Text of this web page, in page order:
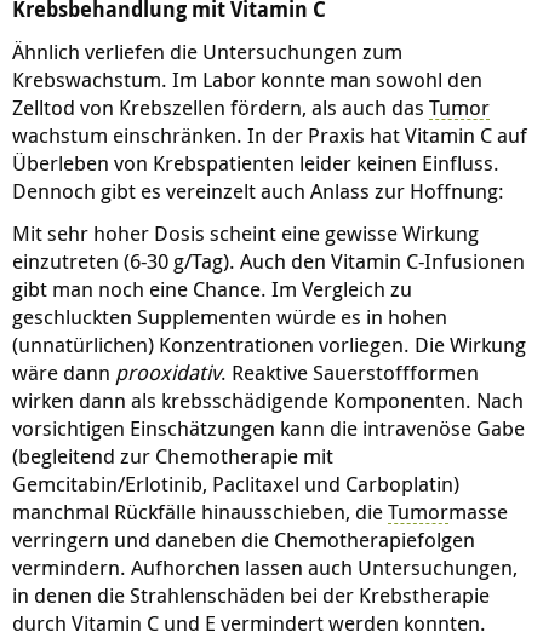
Krebsbehandlung mit Vitamin C
Ähnlich verliefen die Untersuchungen zum
Krebswachstum. Im Labor konnte man sowohl den
Zelltod von Krebszellen fördern, als auch das Tumor
wachstum einschränken. In der Praxis hat Vitamin C auf
Überleben von Krebspatienten leider keinen Einfluss.
Dennoch gibt es vereinzelt auch Anlass zur Hoffnung:
Mit sehr hoher Dosis scheint eine gewisse Wirkung
einzutreten (6-30 g/Tag). Auch den Vitamin C-Infusionen
gibt man noch eine Chance. Im Vergleich zu
geschluckten Supplementen würde es in hohen
(unnatürlichen) Konzentrationen vorliegen. Die Wirkung
wäre dann prooxidativ. Reaktive Sauerstoffformen
wirken dann als krebsschädigende Komponenten. Nach
vorsichtigen Einschätzungen kann die intravenöse Gabe
(begleitend zur Chemotherapie mit
Gemcitabin/Erlotinib, Paclitaxel und Carboplatin)
manchmal Rückfälle hinausschieben, dieTumormasse
verringern und daneben die Chemotherapiefolgen
vermindern. Aufhorchen lassen auch Untersuchungen,
in denen die Strahlenschäden bei der Krebstherapie
durch Vitamin C und E vermindert werden konnten.